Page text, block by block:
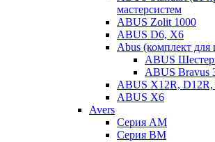
мастерсистем
ABUS Zolit 1000
ABUS D6, X6
Abus (комплект
ABUS
ABUS Bravus
ABUS X12R, D12R,
ABUS X6
Avers
Серия AM
Серия BM